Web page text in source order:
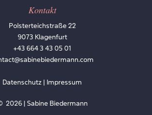
Kontakt
Polsterteichstraße 22
9073 Klagenfurt
+43 664 3 43 05 01
Datenschutz | Impressum
2026| Sabine Biedermann